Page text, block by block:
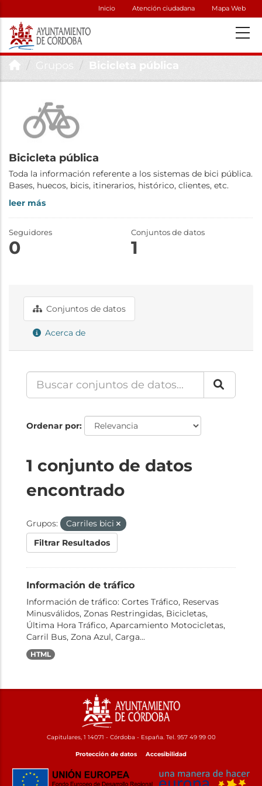
Inicio Atención ciudadana Mapa Web
Grupos Bicicleta pública
Bicicleta pública
Toda la información referente a los sistemas de bici pública.
Bases, huecos, bicis, itinerarios, histórico, clientes, etc.
leer más
Seguidores
0
Conjuntos de datos
1
Conjuntos de datos
Acerca de
Ordenar por
1 conjunto de datos
encontrado
Grupos:
Carriles bici
Filtrar Resultados
Información de tráfico
Información de tráfico: Cortes Tráfico, Reservas
Minusválidos, Zonas Restringidas, Bicicletas,
Última Hora Tráfico, Aparcamiento Motocicletas,
Carril Bus, Zona Azul, Carga...
HTML
Capitulares, 1 14071 - Córdoba - España. Tel. 957 49 99 00
Protección de datos Accesibilidad